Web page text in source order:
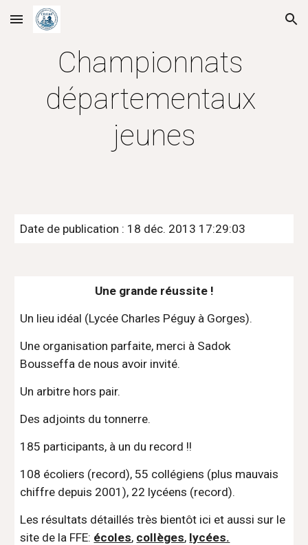
Skip to main content Skip to navigation
Championnats
départementaux
jeunes
Date de publication : 18 déc. 2013 17:29:03
Une grande réussite !
Un lieu idéal (Lycée Charles Péguy à Gorges).
Une organisation parfaite, merci à Sadok
Bousseffa de nous avoir invité.
Un arbitre hors pair.
Des adjoints du tonnerre.
185 participants, à un du record !!
108 écoliers (record), 55 collégiens (plus mauvais
chiffre depuis 2001), 22 lycéens (record).
Les résultats détaillés très bientôt ici et aussi sur le
site de la FFE: écoles, collèges, lycées.